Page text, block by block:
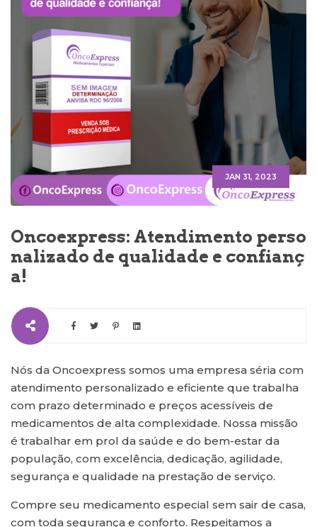
JAN 31, 2023
Oncoexpress: Atendimento perso
nalizado de qualidade e confianç
a!
Nós da Oncoexpress somos uma empresa séria com
atendimento personalizado e eficiente que trabalha
com prazo determinado e preços acessíveis de
medicamentos de alta complexidade. Nossa missão
é trabalhar em prol da saúde e do bem-estar da
população, com excelência, dedicação, agilidade,
segurança e qualidade na prestação de serviço.
Compre seu medicamento especial sem sair de casa,
com toda segurança e conforto. Respeitamos a